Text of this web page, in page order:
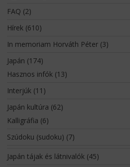
FAQ (2)
Hírek(610)
In memoriam Horváth Péter(3)
Japán (174)
Hasznos infók(13)
Interjúk(11)
Japán kultúra (62)
Kalligráfia (6)
Szúdoku (sudoku) (7)
Japán tájak és látnivalók(45)